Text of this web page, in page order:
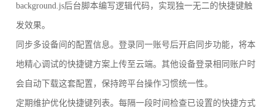
background.js后台脚本编写逻辑代码，实现独一无二的快捷键触
发效果。
同步多设备间的配置信息。登录同一账号后开启同步功能，将本
地精心调试的快捷键方案上传至云端。其他设备登录相同账户时
会自动下载这套配置，保持跨平台操作习惯统一性。
定期维护优化快捷键列表。每隔一段时间检查已设置的快捷方式